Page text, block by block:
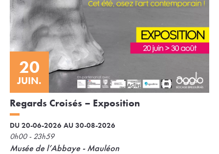
20
JUIN.
Regards Croisés – Exposition
DU 20-06-2026 AU 30-08-2026
0h00 - 23h59
Musée de l’Abbaye - Mauléon